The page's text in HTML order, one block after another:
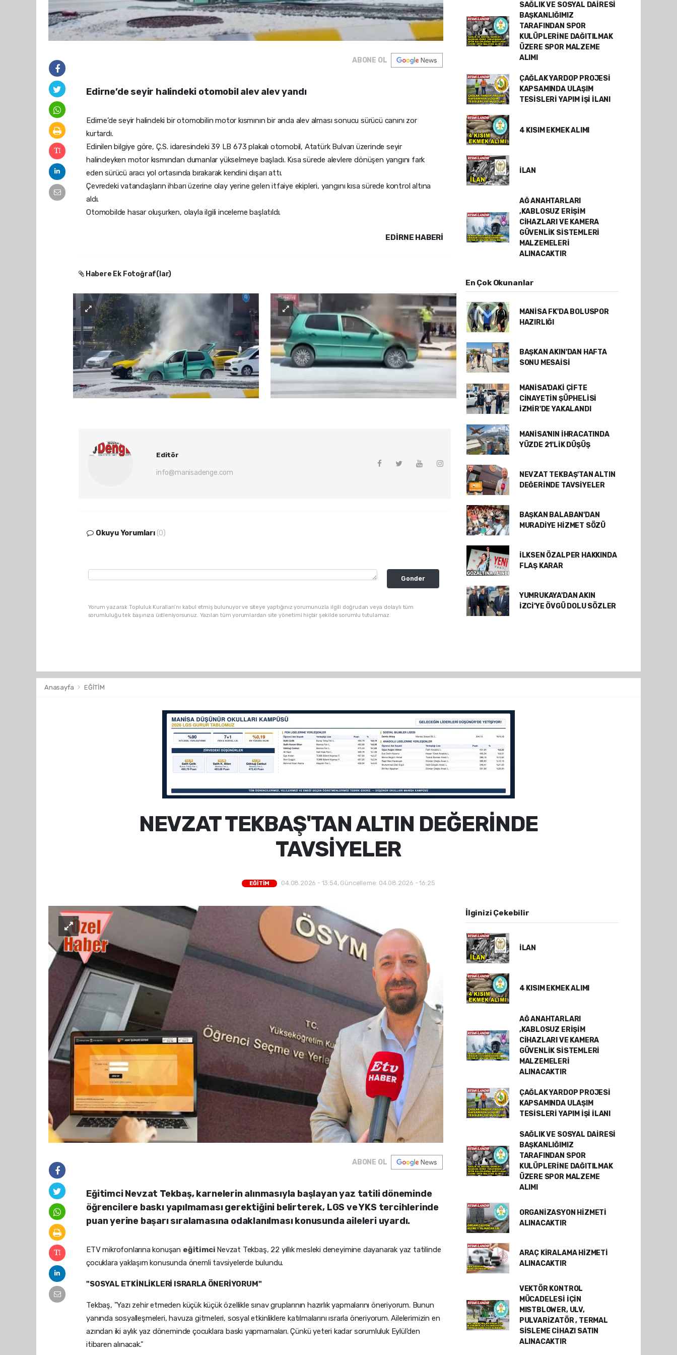
ABONE OL
Edirne’de seyir halindeki otomobil alev alev yandı
Edirne’de seyir halindeki bir otomobilin motor kısmının bir anda alev alması sonucu sürücü canını zor
kurtardı.
Edinilen bilgiye göre, Ç.S. idaresindeki 39 LB 673 plakalı otomobil, Atatürk Bulvarı üzerinde seyir
halindeyken motor kısmından dumanlar yükselmeye başladı. Kısa sürede alevlere dönüşen yangını fark
eden sürücü aracı yol ortasında bırakarak kendini dışarı attı.
Çevredeki vatandaşların ihbarı üzerine olay yerine gelen itfaiye ekipleri, yangını kısa sürede kontrol altına
aldı.
Otomobilde hasar oluşurken, olayla ilgili inceleme başlatıldı.
EDIRNE HABERİ
Habere Ek Fotoğraf(lar)
Editör
info@manisadenge.com
Okuyu Yorumları (0)
Gonder
Yorum yazarak Topluluk Kuralları’nı kabul etmiş bulunuyor ve siteye yaptığınız yorumunuzla ilgili doğrudan veya dolaylı tüm
sorumluluğu tek başınıza üstleniyorsunuz. Yazılan tüm yorumlardan site yönetimi hiçbir şekilde sorumlu tutulamaz.
SAĞLIK VE SOSYAL DAİRESİ
BAŞKANLIĞIMIZ
TARAFINDAN SPOR
KULÜPLERİNE DAĞITILMAK
ÜZERE SPOR MALZEME
ALIMI
ÇAĞLAK YARDOP PROJESİ
KAPSAMINDA ULAŞIM
TESİSLERİ YAPIM İŞİ İLANI
4 KISIM EKMEK ALIMI
İLAN
AĞ ANAHTARLARI
,KABLOSUZ ERİŞİM
CİHAZLARI VE KAMERA
GÜVENLİK SİSTEMLERİ
MALZEMELERİ
ALINACAKTIR
En Çok Okunanlar
MANİSA FK'DA BOLUSPOR
HAZIRLIĞI
BAŞKAN AKIN'DAN HAFTA
SONU MESAİSİ
MANİSA'DAKİ ÇİFTE
CİNAYETİN ŞÜPHELİSİ
İZMİR'DE YAKALANDI
MANİSA'NIN İHRACATINDA
YÜZDE 21'LİK DÜŞÜŞ
NEVZAT TEKBAŞ'TAN ALTIN
DEĞERİNDE TAVSİYELER
BAŞKAN BALABAN'DAN
MURADİYE HİZMET SÖZÜ
İLKSEN ÖZALPER HAKKINDA
FLAŞ KARAR
YUMRUKAYA'DAN AKIN
İZCİ'YE ÖVGÜ DOLU SÖZLER
Anasayfa EĞİTİM
NEVZAT TEKBAŞ'TAN ALTIN DEĞERİNDE
TAVSİYELER
EĞİTİM 04.08.2026 - 13:54, Güncelleme: 04.08.2026 - 16:25
ABONE OL
Eğitimci Nevzat Tekbaş, karnelerin alınmasıyla başlayan yaz tatili döneminde
öğrencilere baskı yapılmaması gerektiğini belirterek, LGS ve YKS tercihlerinde
puan yerine başarı sıralamasına odaklanılması konusunda aileleri uyardı.
ETV mikrofonlarına konuşan eğitimci Nevzat Tekbaş, 22 yıllık mesleki deneyimine dayanarak yaz tatilinde
çocuklara yaklaşım konusunda önemli tavsiyelerde bulundu.
"SOSYAL ETKİNLİKLERİ ISRARLA ÖNERİYORUM"
Tekbaş, "Yazı zehir etmeden küçük küçük özellikle sınav gruplarının hazırlık yapmalarını öneriyorum. Bunun
yanında sosyalleşmeleri, havuza gitmeleri, sosyal etkinliklere katılmalarını ısrarla öneriyorum. Ailelerimizin en
azından iki aylık yaz döneminde çocuklara baskı yapmamaları. Çünkü yeteri kadar sorumluluk Eylül'den
itibaren alınacak."
İlginizi Çekebilir
İLAN
4 KISIM EKMEK ALIMI
AĞ ANAHTARLARI
,KABLOSUZ ERİŞİM
CİHAZLARI VE KAMERA
GÜVENLİK SİSTEMLERİ
MALZEMELERİ
ALINACAKTIR
ÇAĞLAK YARDOP PROJESİ
KAPSAMINDA ULAŞIM
TESİSLERİ YAPIM İŞİ İLANI
SAĞLIK VE SOSYAL DAİRESİ
BAŞKANLIĞIMIZ
TARAFINDAN SPOR
KULÜPLERİNE DAĞITILMAK
ÜZERE SPOR MALZEME
ALIMI
ORGANİZASYON HİZMETİ
ALINACAKTIR
ARAÇ KİRALAMA HİZMETİ
ALINACAKTIR
VEKTÖR KONTROL
MÜCADELESİ İÇİN
MISTBLOWER, ULV,
PULVARİZATÖR , TERMAL
SİSLEME CİHAZI SATIN
ALINACAKTIR